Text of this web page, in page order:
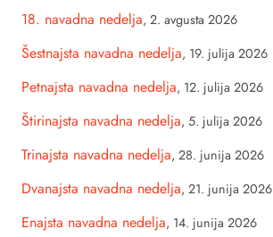
18. navadna nedelja, 2. avgusta 2026
Šestnajsta navadna nedelja, 19. julija 2026
Petnajsta navadna nedelja, 12. julija 2026
Štirinajsta navadna nedelja, 5. julija 2026
Trinajsta navadna nedelja, 28. junija 2026
Dvanajsta navadna nedelja, 21. junija 2026
Enajsta navadna nedelja, 14. junija 2026